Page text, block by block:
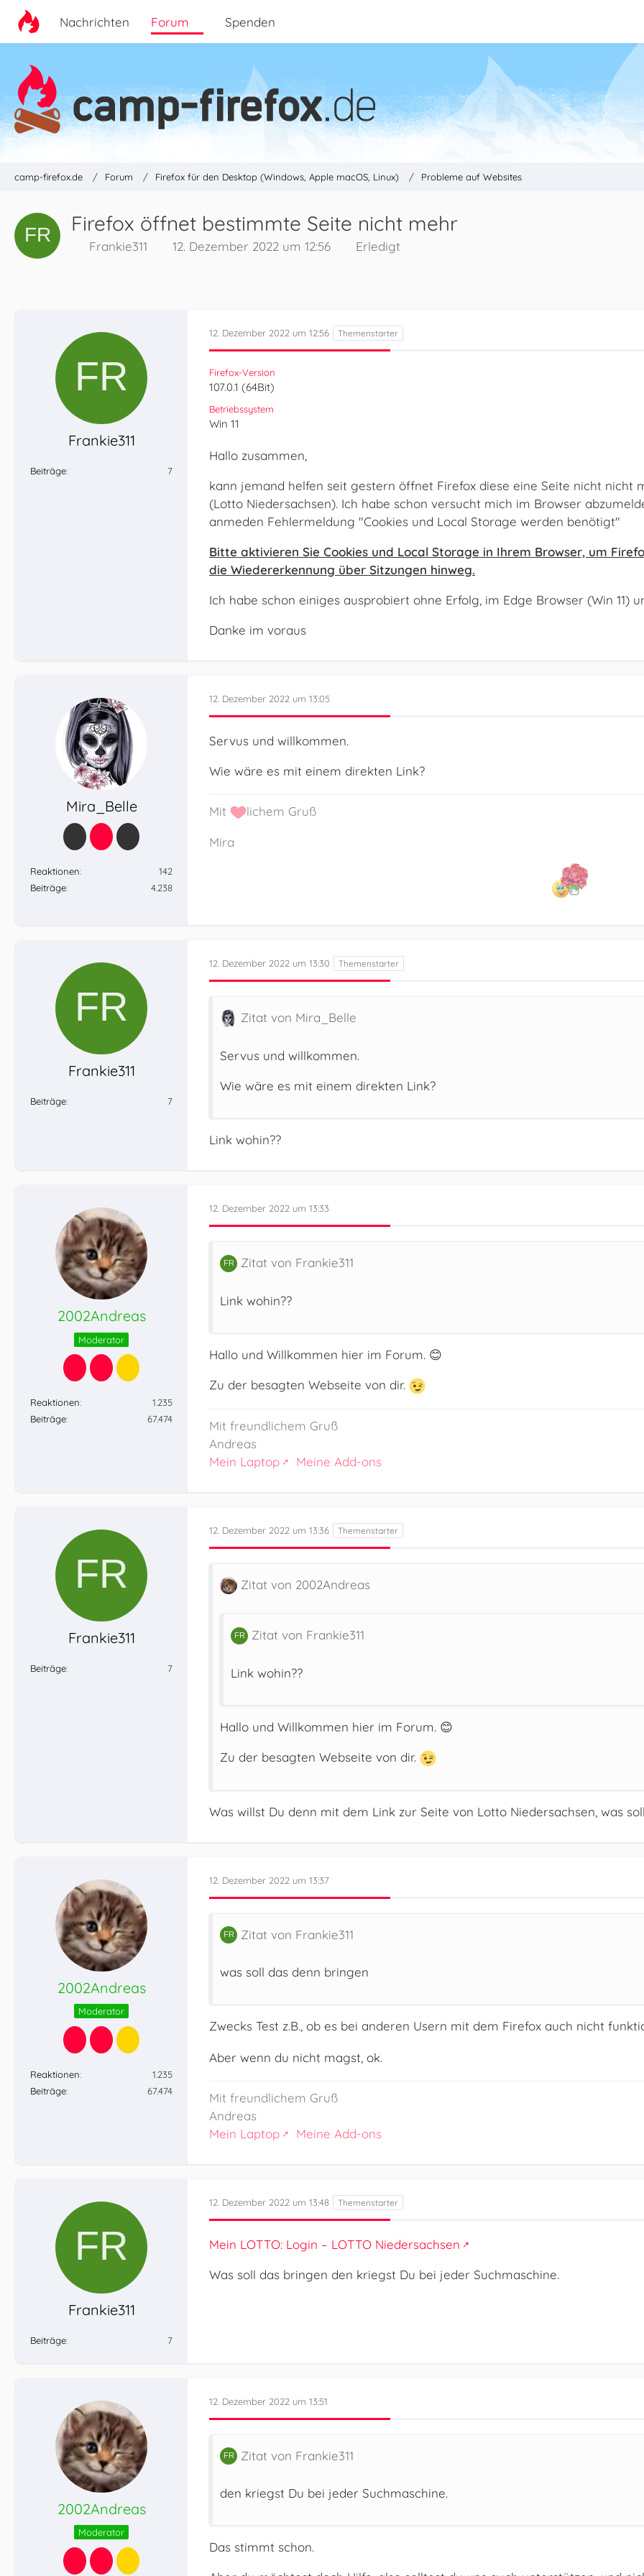
Nachrichten Forum Spenden
camp-firefox.de Forum Firefox für den Desktop (Windows, Apple macOS, Linux) Probleme auf Websites
Firefox öffnet bestimmte Seite nicht mehr
Frankie311 12. Dezember 2022 um 12:56 Erledigt
Frankie311
Beiträge 7
12. Dezember 2022 um 12:56
Firefox-Version
107.0.1 (64Bit)
Betriebssystem
Win 11
Hallo zusammen,
kann jemand helfen seit gestern öffnet Firefox diese eine Seite nicht nicht
(Lotto Niedersachsen). Ich habe schon versucht mich im Browser
anmeden Fehlermeldung "Cookies und Local Storage werden benötigt"
Bitte aktivieren Sie Cookies und Local Storage in Ihrem Browser, um
die Wiedererkennung über Sitzungen hinweg.
Ich habe schon einiges ausprobiert ohne Erfolg, im Edge Browser (Win 11)
Danke im voraus
Mira_Belle
Reaktionen
142
Beiträge
4.238
12. Dezember 2022 um 13:05
Servus und willkommen.
Wie wäre es mit einem direkten Link?
Mit lichem Gruß
Mira
Frankie311
Beiträge 7
12. Dezember 2022 um 13:30
Zitat von Mira_Belle
Servus und willkommen.
Wie wäre es mit einem direkten Link?
Link wohin??
2002Andreas
Moderator
Reaktionen
1.235
Beiträge
67.474
12. Dezember 2022 um 13:33
Zitat von Frankie311
Link wohin??
Hallo und Willkommen hier im Forum. 😊
Zu der besagten Webseite von dir.
Mit freundlichem Gruß
Andreas
Mein Laptop
Meine Add-ons
Frankie311
Beiträge 7
12. Dezember 2022 um 13:36
Zitat von 2002Andreas
Zitat von Frankie311
Link wohin??
Hallo und Willkommen hier im Forum. 😊
Zu der besagten Webseite von dir.
Was willst Du denn mit dem Link zur Seite von Lotto Niedersachsen, was
2002Andreas
Moderator
Reaktionen
1.235
Beiträge
67.474
12. Dezember 2022 um 13:37
Zitat von Frankie311
was soll das denn bringen
Zwecks Test z.B., ob es bei anderen Usern mit dem Firefox auch nicht
Aber wenn du nicht magst, ok.
Mit freundlichem Gruß
Andreas
Mein Laptop
Meine Add-ons
Frankie311
Beiträge 7
12. Dezember 2022 um 13:48
Mein LOTTO: Login – LOTTO Niedersachsen
Was soll das bringen den kriegst Du bei jeder Suchmaschine.
2002Andreas
Moderator
12. Dezember 2022 um 13:51
Zitat von Frankie311
den kriegst Du bei jeder Suchmaschine.
Das stimmt schon.